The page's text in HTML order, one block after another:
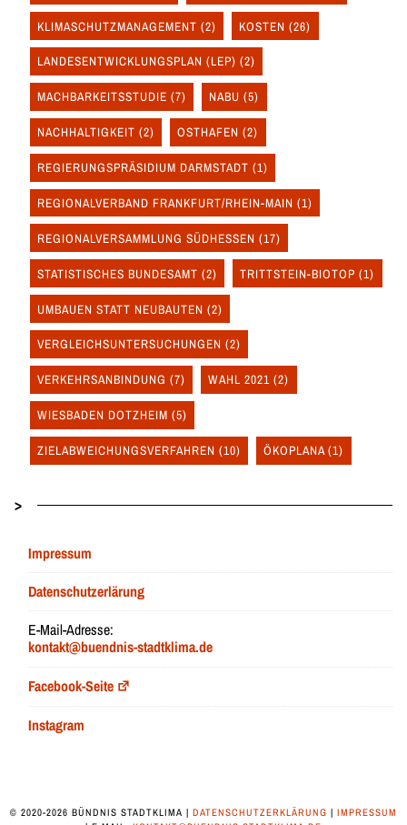
KLIMASCHUTZMANAGEMENT (2) KOSTEN (26)
LANDESENTWICKLUNGSPLAN (LEP) (2)
MACHBARKEITSSTUDIE (7) NABU (5)
NACHHALTIGKEIT (2) OSTHAFEN (2)
REGIERUNGSPRÄSIDIUM DARMSTADT (1)
REGIONALVERBAND FRANKFURT/RHEIN-MAIN (1)
REGIONALVERSAMMLUNG SÜDHESSEN (17)
STATISTISCHES BUNDESAMT (2) TRITTSTEIN-BIOTOP (1)
UMBAUEN STATT NEUBAUTEN (2)
VERGLEICHSUNTERSUCHUNGEN (2)
VERKEHRSANBINDUNG (7) WAHL 2021 (2)
WIESBADEN DOTZHEIM (5)
ZIELABWEICHUNGSVERFAHREN (10) ÖKOPLANA(1)
>
Impressum
Datenschutzerlärung
E-Mail-Adresse:
kontakt@buendnis-stadtklima.de
Facebook-Seite
Instagram
© 2020-2026 BÜNDNIS STADTKLIMA | DATENSCHUTZERKLÄRUNG | IMPRESSUM